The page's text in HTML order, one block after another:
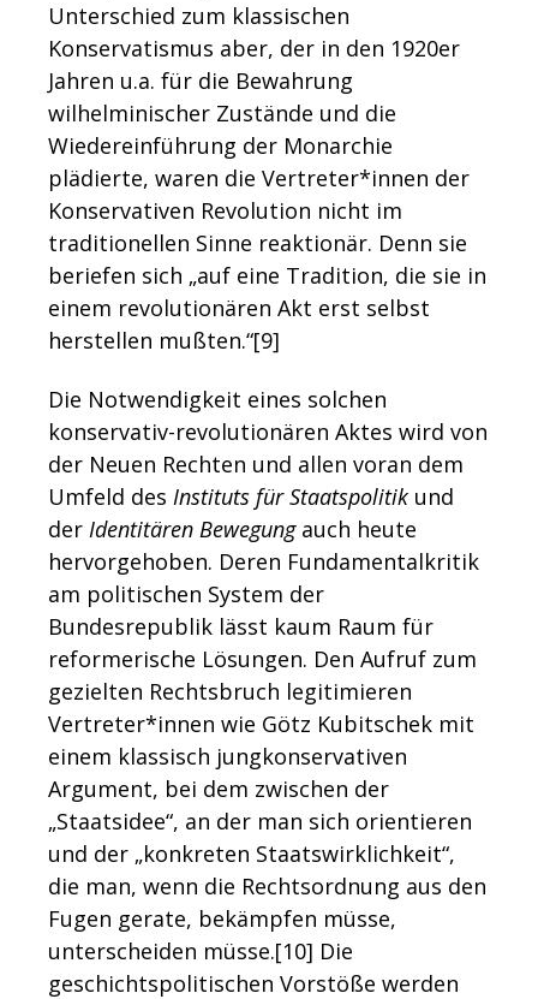
Unterschied zum klassischen
Konservatismus aber, der in den 1920er
Jahren u.a. für die Bewahrung
wilhelminischer Zustände und die
Wiedereinführung der Monarchie
plädierte, waren die Vertreter*innen der
Konservativen Revolution nicht im
traditionellen Sinne reaktionär. Denn sie
beriefen sich „auf eine Tradition, die sie in
einem revolutionären Akt erst selbst
herstellen mußten.“[9]
Die Notwendigkeit eines solchen
konservativ-revolutionären Aktes wird von
der Neuen Rechten und allen voran dem
Umfeld des Instituts für Staatspolitik und
der Identitären Bewegungauch heute
hervorgehoben. Deren Fundamentalkritik
am politischen System der
Bundesrepublik lässt kaum Raum für
reformerische Lösungen. Den Aufruf zum
gezielten Rechtsbruch legitimieren
Vertreter*innen wie Götz Kubitschek mit
einem klassisch jungkonservativen
Argument, bei dem zwischen der
„Staatsidee“, an der man sich orientieren
und der „konkreten Staatswirklichkeit“,
die man, wenn die Rechtsordnung aus den
Fugen gerate, bekämpfen müsse,
unterscheiden müsse.[10] Die
geschichtspolitischen Vorstöße werden